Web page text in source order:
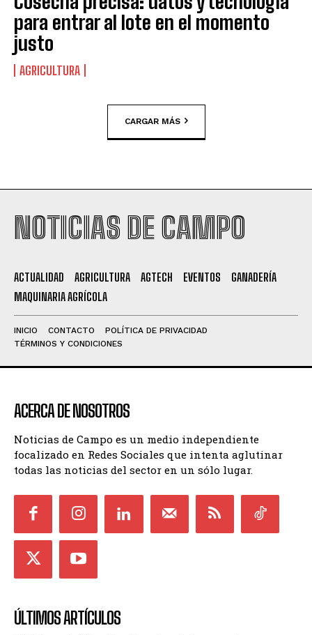
para entrar al lote en el momento
justo
AGRICULTURA
CARGAR MÁS
NOTICIAS DE CAMPO
ACTUALIDAD AGRICULTURA AGTECH EVENTOS
GANADERÍA
MAQUINARIA AGRÍCOLA
INICIO CONTACTO
POLÍTICA DE PRIVACIDAD
TÉRMINOS Y CONDICIONES
ACERCA DE NOSOTROS
Noticias de Campo es un medio independiente
focalizado en Redes Sociales que intenta aglutinar
todas las noticias del sector en un sólo lugar.
ÚLTIMOS ARTÍCULOS